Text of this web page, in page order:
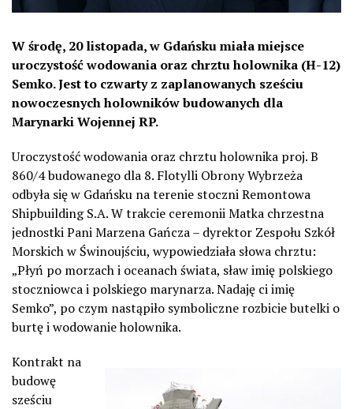
W środę, 20 listopada, w Gdańsku miała miejsce
uroczystość wodowania oraz chrztu holownika (H-12)
Semko. Jest to czwarty z zaplanowanych sześciu
nowoczesnych holowników budowanych dla
Marynarki Wojennej RP.
Uroczystość wodowania oraz chrztu holownika proj. B
860/4 budowanego dla 8. Flotylli Obrony Wybrzeża
odbyła się w Gdańsku na terenie stoczni Remontowa
Shipbuilding S.A. W trakcie ceremonii Matka chrzestna
jednostki Pani Marzena Gańcza – dyrektor Zespołu Szkół
Morskich w Świnoujściu, wypowiedziała słowa chrztu:
„Płyń po morzach i oceanach świata, sław imię polskiego
stoczniowca i polskiego marynarza. Nadaję ci imię
Semko”, po czym nastąpiło symboliczne rozbicie butelki o
burtę i wodowanie holownika.
Kontrakt na
budowę
sześciu